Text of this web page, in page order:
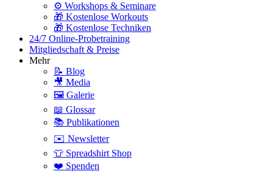
⚙️ Workshops & Seminare
🎁 Kostenlose Workouts
🎁 Kostenlose Techniken
24/7 Online-Probetraining
Mitgliedschaft & Preise
Mehr
📝 Blog
🎥 Media
🖼️ Galerie
📖 Glossar
📚 Publikationen
✉️ Newsletter
👕 Spreadshirt Shop
❤️ Spenden